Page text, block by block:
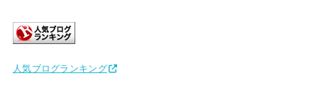
人気ブログランキング